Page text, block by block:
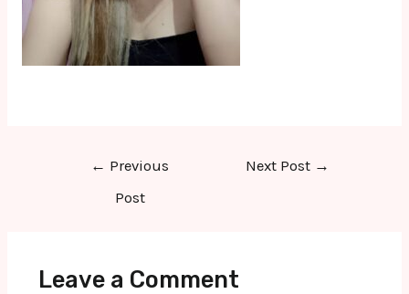
← Previous
Post
Next Post →
Leave a Comment